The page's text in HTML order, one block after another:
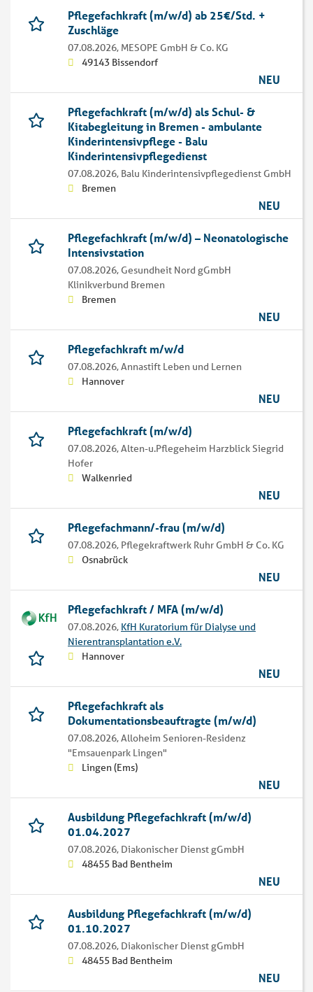
Pflegefachkraft (m/w/d) ab 25€/Std. +
Zuschläge
07.08.2026, MESOPE GmbH & Co. KG
49143 Bissendorf
NEU
Pflegefachkraft (m/w/d) als Schul- &
Kitabegleitung in Bremen - ambulante
Kinderintensivpflege - Balu
Kinderintensivpflegedienst
07.08.2026, Balu Kinderintensivpflegedienst GmbH
Bremen
NEU
Pflegefachkraft (m/w/d) – Neonatologische
Intensivstation
07.08.2026, Gesundheit Nord gGmbH
Klinikverbund Bremen
Bremen
NEU
Pflegefachkraft m/w/d
07.08.2026,Annastift Leben und Lernen
Hannover
NEU
Pflegefachkraft (m/w/d)
07.08.2026,Alten-u.Pflegeheim Harzblick Siegrid
Hofer
Walkenried
NEU
Pflegefachmann/-frau (m/w/d)
07.08.2026, Pflegekraftwerk Ruhr GmbH & Co. KG
Osnabrück
NEU
Pflegefachkraft / MFA (m/w/d)
07.08.2026, KfH Kuratorium für Dialyse und
Nierentransplantation e.V.
Hannover
NEU
Pflegefachkraft als
Dokumentationsbeauftragte (m/w/d)
07.08.2026,Alloheim Senioren-Residenz
"Emsauenpark Lingen"
Lingen (Ems)
NEU
Ausbildung Pflegefachkraft (m/w/d)
01.04.2027
07.08.2026, Diakonischer Dienst gGmbH
48455 Bad Bentheim
NEU
Ausbildung Pflegefachkraft (m/w/d)
01.10.2027
07.08.2026, Diakonischer Dienst gGmbH
48455 Bad Bentheim
NEU